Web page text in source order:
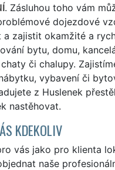
. Zásluhou toho vám
dojezdové
zajistit okamžité a
bytu, domu,
či chalupy.
vybavení či
z Huslenek
nastěhovat.
KDEKOLIV
vás jako pro klienta
naše